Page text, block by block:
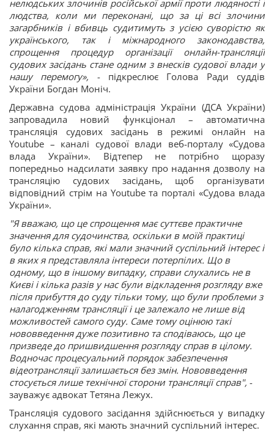
нелюдських злочинів російської армії проти людяності і
людства, коли ми переконані, що за ці всі злочини
загарбників і вбивць судитимуть з усією суворістю як
українського, так і міжнародного законодавства,
спрощення процедур організації онлайн-трансляції
судових засідань стане одним з внесків судової влади у
нашу перемогу», - підкреслює Голова Ради суддів
України Богдан Моніч.
Державна судова адміністрація України (ДСА України)
запровадила новий функціонал – автоматична
трансляція судових засідань в режимі онлайн на
Youtube – каналі судової влади веб-порталу «Судова
влада України». Відтепер не потрібно щоразу
попередньо надсилати заявку про надання дозволу на
трансляцію судових засідань, щоб організувати
відповідний стрім на Youtube та порталі «Судова влада
України».
"Я вважаю, що це спрощення має суттєве практичне
значення для судочинства, оскільки в моїй практиці
було кілька справ, які мали значний суспільний інтерес і
в яких я представляла інтереси потерпілих. Що в
одному, що в іншому випадку, справи слухались не в
Києві і кілька разів у нас були відкладення розгляду вже
після прибуття до суду тільки тому, що були проблеми з
налагодженням трансляції і це залежало не лише від
можливостей самого суду. Саме тому оцінюю такі
нововведення дуже позитивно та сподіваюсь, що це
призведе до пришвидшення розгляду справ в цілому.
Водночас процесуальний порядок забезпечення
відеотрансляції залишається без змін. Нововведення
стосується лише технічної сторони трансляції справ", -
зауважує адвокат Тетяна Лежух.
Трансляція судового засідання здійснюється у випадку
слухання справ, які мають значний суспільний інтерес.